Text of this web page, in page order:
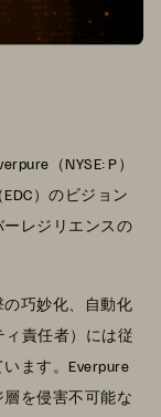
（NYSE: P）
）のビジョン
レジリエンスの
巧妙化、自動化
ィ責任者）には従
ます。Everpure
を侵害不可能な